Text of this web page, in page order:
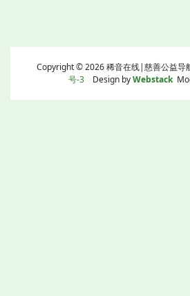
Copyright © 2026 稀音在线|慈善公益导
号-3 Design byWebstack